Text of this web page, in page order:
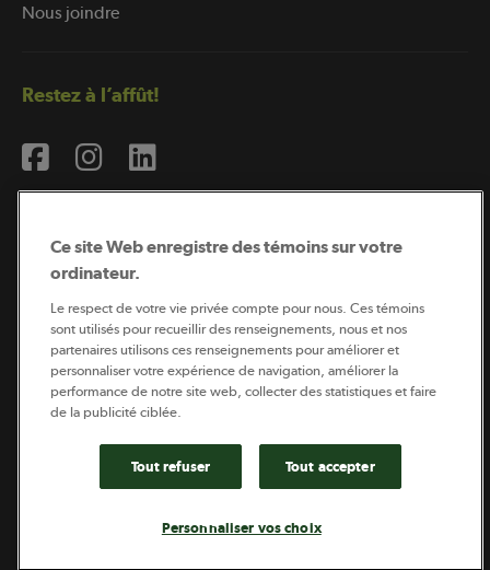
Nous joindre
Restez à l’affût!
Coopérateur est publié par Sollio Groupe Coopératif.
Il est l’outil d’information de la coopération agricole
québécoise.
Ce site Web enregistre des témoins sur votre
ordinateur.
Le respect de votre vie privée compte pour nous. Ces témoins
sont utilisés pour recueillir des renseignements, nous et nos
partenaires utilisons ces renseignements pour améliorer et
personnaliser votre expérience de navigation, améliorer la
performance de notre site web, collecter des statistiques et faire
de la publicité ciblée.
Tout refuser Tout accepter
Personnaliser vos choix